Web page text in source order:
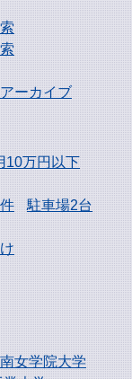
ーカイブ
10万円以下
駐車場2台
女学院大学